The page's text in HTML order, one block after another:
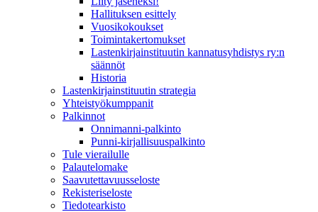
Hallituksen esittely
Vuosikokoukset
Toimintakertomukset
Lastenkirjainstituutin kannatusyhdistys ry:n
säännöt
Historia
Lastenkirjainstituutin strategia
Yhteistyökumppanit
Palkinnot
Onnimanni-palkinto
Punni-kirjallisuuspalkinto
Tule vierailulle
Palautelomake
Saavutettavuusseloste
Rekisteriseloste
Tiedotearkisto